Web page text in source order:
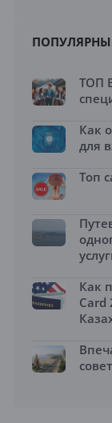
ТОП
Как
для
Топ
Как
Card